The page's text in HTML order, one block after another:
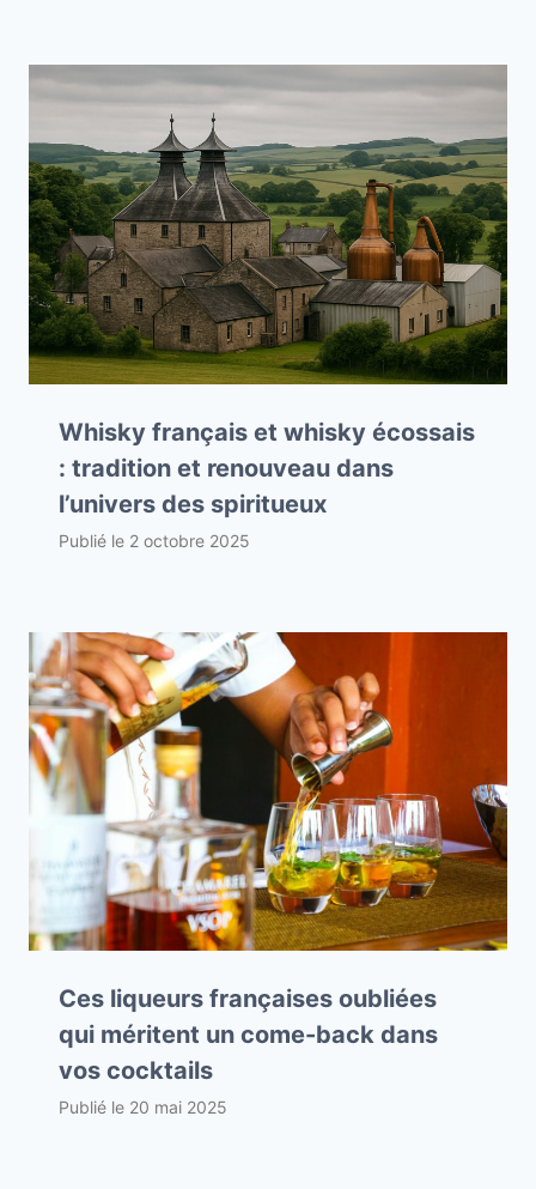
Whisky français et whisky écossais
: tradition et renouveau dans
l’univers des spiritueux
Publié le 2 octobre 2025
Ces liqueurs françaises oubliées
qui méritent un come-back dans
vos cocktails
Publié le 20 mai 2025